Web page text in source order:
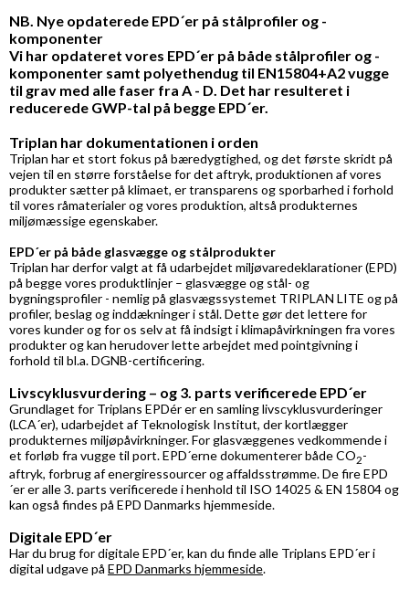
NB. Nye opdaterede EPD´er på stålprofiler og -
komponenter
Vi har opdateret vores EPD´er på både stålprofiler og -
komponenter samt polyethendug til EN15804+A2 vugge
til grav med alle faser fra A - D. Det har resulteret i
reducerede GWP-tal på begge EPD´er.
Triplan har dokumentationen i orden
Triplan har et stort fokus på bæredygtighed, og det første skridt på
vejen til en større forståelse for det aftryk, produktionen af vores
produkter sætter på klimaet, er transparens og sporbarhed i forhold
til vores råmaterialer og vores produktion, altså produkternes
miljømæssige egenskaber.
EPD´er på både glasvægge og stålprodukter
Triplan har derfor valgt at få udarbejdet miljøvaredeklarationer (EPD)
på begge vores produktlinjer – glasvægge og stål- og
bygningsprofiler - nemlig på glasvægssystemet TRIPLAN LITE og på
profiler, beslag og inddækninger i stål. Dette gør det lettere for
vores kunder og for os selv at få indsigt i klimapåvirkningen fra vores
produkter og kan herudover lette arbejdet med pointgivning i
forhold til bl.a. DGNB-certificering.
Livscyklusvurdering – og 3. parts verificerede EPD´er
Grundlaget for Triplans EPDér er en samling livscyklusvurderinger
(LCA´er), udarbejdet af Teknologisk Institut, der kortlægger
produkternes miljøpåvirkninger. For glasvæggenes vedkommende i
et forløb fra vugge til port. EPD´erne dokumenterer både CO2-
aftryk, forbrug af energiressourcer og affaldsstrømme. De fire EPD
´er er alle 3. parts verificerede i henhold til ISO 14025 & EN 15804 og
kan også findes på EPD Danmarks hjemmeside.
Digitale EPD´er
Har du brug for digitale EPD´er, kan du finde alle Triplans EPD´er i
digital udgave på EPD Danmarks hjemmeside.